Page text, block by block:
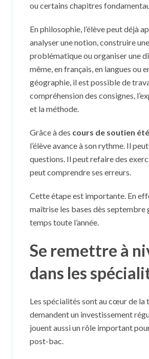
ou certains chapitres
En philosophie, l’élève peut déjà
analyser une notion, construire une
problématique ou organiser une
même, en français, en langues ou
géographie, il est possible de
compréhension des consignes,
et la méthode.
Grâce à des cours de soutien
l’élève avance à son rythme. Il
questions. Il peut refaire des
peut comprendre ses erreurs.
Cette étape est importante. En
maîtrise les bases dès septembre
temps toute l’année.
Se remettre à
dans les
Les spécialités sont au cœur de la
demandent un investissement
jouent aussi un rôle important
post-bac.